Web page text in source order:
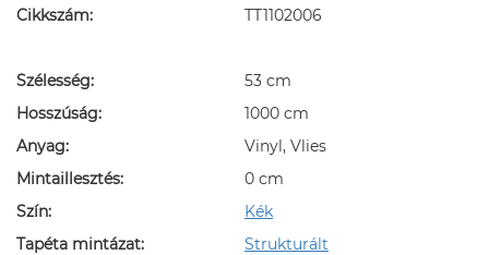
Cikkszám: TT1102006
Szélesség:
53 cm
Hosszúság:
1000 cm
Anyag:
Vinyl, Vlies
Mintaillesztés:
0 cm
Szín:
Kék
Tapéta mintázat:
Strukturált